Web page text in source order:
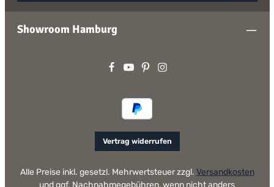
Datenschutz
Ich habe dieDatenschutzbestimmungen
zur Kenntnis genommen
Diese Seite ist durch reCAPTCHA geschützt und es gelten die
Die mit einem Stern (*) markierten Felder sind Pflichtfelder.
Showroom Hamburg
Vertrag widerrufen
Alle Preise inkl. gesetzl. Mehrwertsteuer zzgl. Versandkosten
und ggf. Nachnahmegebühren, wenn nicht anders